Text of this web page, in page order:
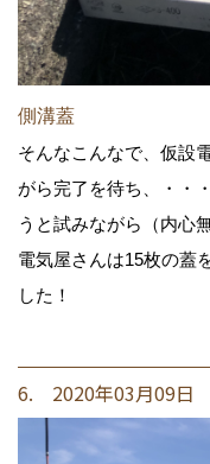
側溝蓋
そんなこんなで、仮設
がら完了を待ち、・・
うと試みながら（内心
電気屋さんは15枚の蓋
した！
6. 2020年03月09日